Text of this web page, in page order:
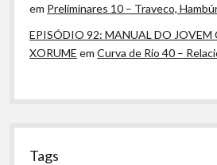
em Preliminares 10 – Traveco,
EPISÓDIO 92: MANUAL DO JOVEM
XORUME emCurva de Rio 40 –
Tags